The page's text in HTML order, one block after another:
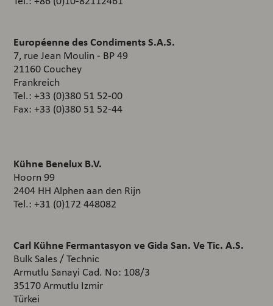
Européenne des Condiments S.A.S.
7, rue Jean Moulin - BP 49
21160 Couchey
Frankreich
Tel.: +33 (0)380 51 52-00
Fax: +33 (0)380 51 52-44
Kühne Benelux B.V.
Hoorn 99
2404 HH Alphen aan den Rijn
Tel.: +31 (0)172 448082
Carl Kühne Fermantasyon ve Gida San. Ve Tic. A.S.
Bulk Sales / Technic
Armutlu Sanayi Cad. No: 108/3
35170 Armutlu Izmir
Türkei